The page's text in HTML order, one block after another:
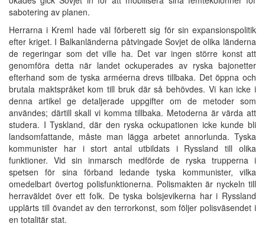
sabotering av planen.
Herrarna i Kreml hade väl förberett sig för sin expansionspolitik
efter kriget. I Balkanländerna påtvingade Sovjet de olika länderna
de regeringar som det ville ha. Det var ingen större konst att
genomföra detta när landet ockuperades av ryska bajonetter
efterhand som de tyska arméerna drevs tillbaka. Det öppna och
brutala maktspråket kom till bruk där så behövdes. Vi kan icke i
denna artikel ge detaljerade uppgifter om de metoder som
användes; därtill skall vi komma tillbaka. Metoderna är värda att
studera. I Tyskland, där den ryska ockupationen icke kunde bli
landsomfattande, måste man lägga arbetet annorlunda. Tyska
kommunister har i stort antal utbildats i Ryssland till olika
funktioner. Vid sin inmarsch medförde de ryska trupperna i
spetsen för sina förband ledande tyska kommunister, vilka
omedelbart övertog polisfunktionerna. Polismakten är nyckeln till
herraväldet över ett folk. De tyska bolsjevikerna har i Ryssland
upplärts till övandet av den terrorkonst, som följer polisväsendet i
en totalitär stat.